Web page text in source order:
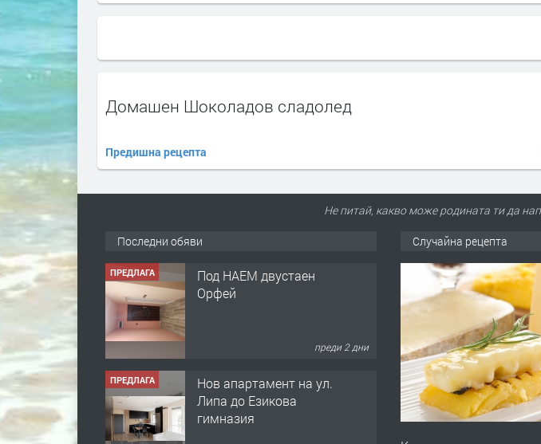
Домашен Шоколадов сладолед
Предишна рецепта
Не питай, какво може родината ти да
Последни обяви
ПРЕДЛАГА
Под НАЕМ двустаен
Орфей
преди 2 дни
ПРЕДЛАГА
Нов апартамент на ул.
Липа до Езикова
гимназия
Случайна рецепта